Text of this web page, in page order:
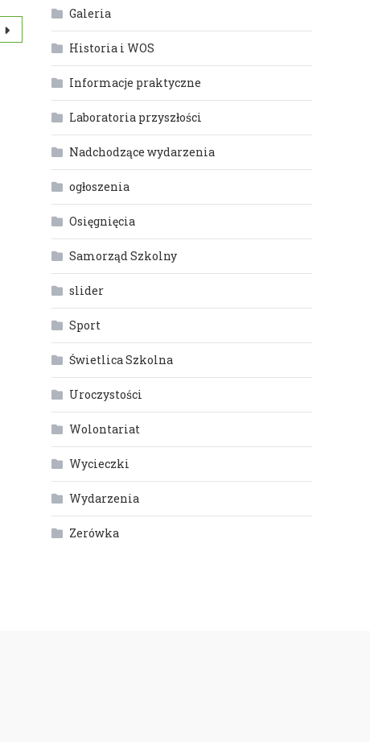
Galeria
Historia i WOS
Informacje praktyczne
Laboratoria przyszłości
Nadchodzące wydarzenia
ogłoszenia
Osięgnięcia
Samorząd Szkolny
slider
Sport
Świetlica Szkolna
Uroczystości
Wolontariat
Wycieczki
Wydarzenia
Zerówka